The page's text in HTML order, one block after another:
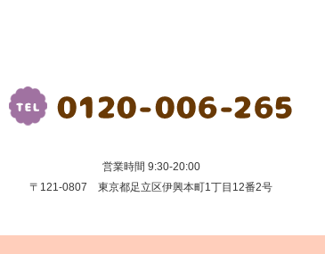
営業時間 9:30-20:00
〒121-0807 東京都足立区伊興本町1丁目12番2号